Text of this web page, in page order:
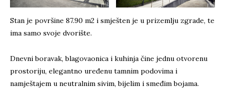
Stan je površine 87.90 m2 i smješten je u prizemlju zgrade, te
ima samo svoje dvorište.
Dnevni boravak, blagovaonica i kuhinja čine jednu otvorenu
prostoriju, elegantno uređenu tamnim podovima i
namještajem u neutralnim sivim, bijelim i smeđim bojama.